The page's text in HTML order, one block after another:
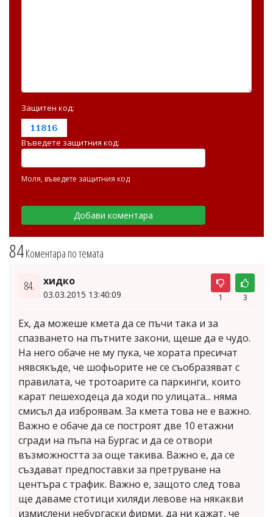
84Коментара по темата
84. хидко
03.03.2015 13:40:09 1 3
Ех, да можеше кмета да се пъчи така и за
спазването на пътните закони, щеше да е чудо.
На него обаче не му пука, че хората пресичат
нявсякъде, че шофьорите не се съобразяват с
правилата, че тротоарите са паркинги, които
карат пешеходеца да ходи по улицата... няма
смисъл да изброявам. За кмета това не е важно.
Важно е обаче да се построят две 10 етажни
сгради на пъпа на Бургас и да се отвори
възможността за още такива. Важно е, да се
създават предпоставки за претруване на
центъра с трафик. Важно е, защото след това
ще даваме стотици хиляди левове на някакви
измислени небургаски фирми, да ни кажат, че
Защитен код:
Въведете защитния код:
Моля, въведете защитния код